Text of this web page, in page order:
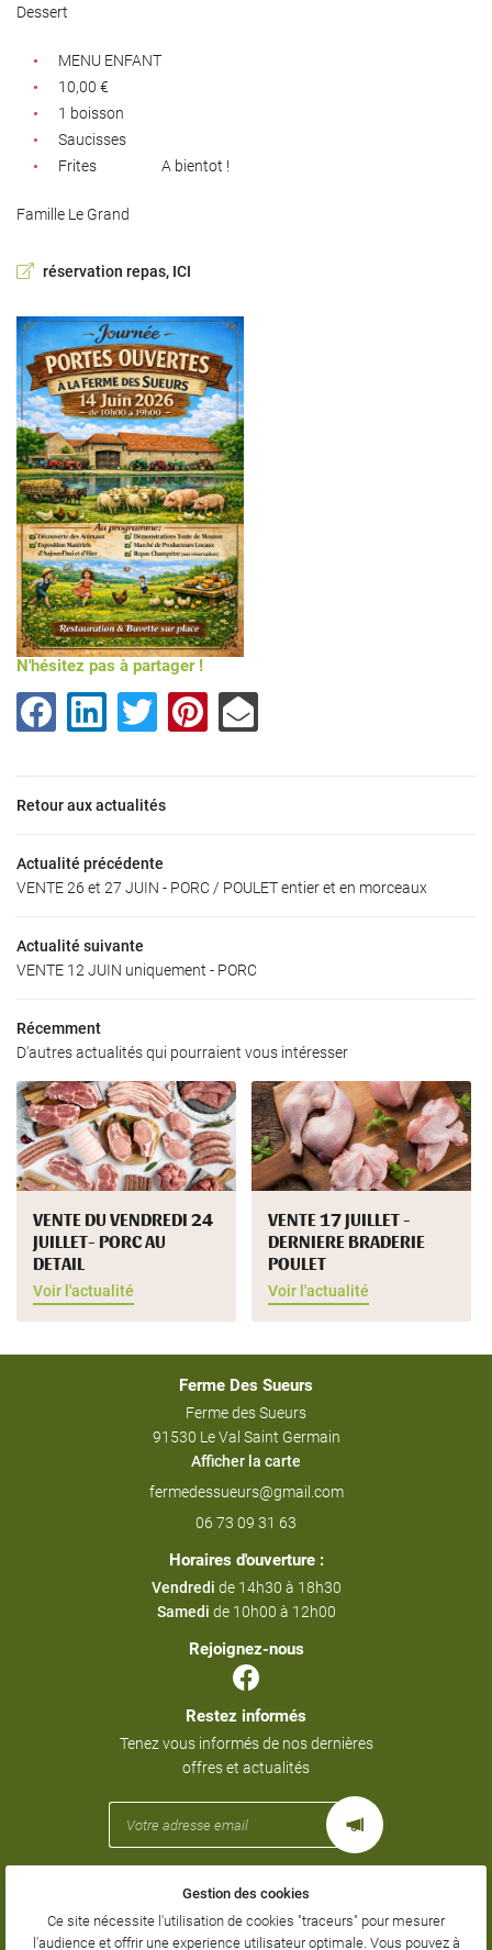
Accueil
produits
locaux
Galerie
Actualités
Avis
Contact
Dessert
MENU ENFANT
10,00 €
1 boisson
Saucisses
Frites
A bientot !
Famille Le Grand
réservation repas, ICI
N'hésitez pas à partager !
Retour aux actualités
Actualité précédente
VENTE 26 et 27 JUIN - PORC / POULET entier et en morceaux
Actualité suivante
VENTE 12 JUIN uniquement - PORC
Récemment
D'autres actualités qui pourraient vous intéresser
VENDREDI 24
AU
VENTE 17 JUILLET -
DERNIERE BRADERIE
VENTE DU
JUILLET-
Ferme Des Sueurs
Ferme des Sueurs
91530 Le Val Saint Germain
Afficher la carte
06 73 09 31 63
Horaires d'ouverture :
Vendredi de 14h30 à 18h30
Samedi de 10h00 à 12h00
Rejoignez-nous
Restez informés
Tenez vous informés de nos dernières
offres et actualités
Mentions Légales
Conditions générales d'utilisation
Politique de confidentialité
Gestion des cookies
Ce site nécessite l'utilisation de cookies "traceurs" pour mesurer
l'audience et offrir une experience utilisateur optimale. Vous pouvez à